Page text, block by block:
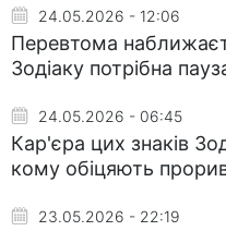
24.05.2026 - 12:06
Перевтома
Зодіаку потрібна
24.05.2026 - 06:45
Кар'єра цих знаків
кому обіцяють
23.05.2026 - 22:19